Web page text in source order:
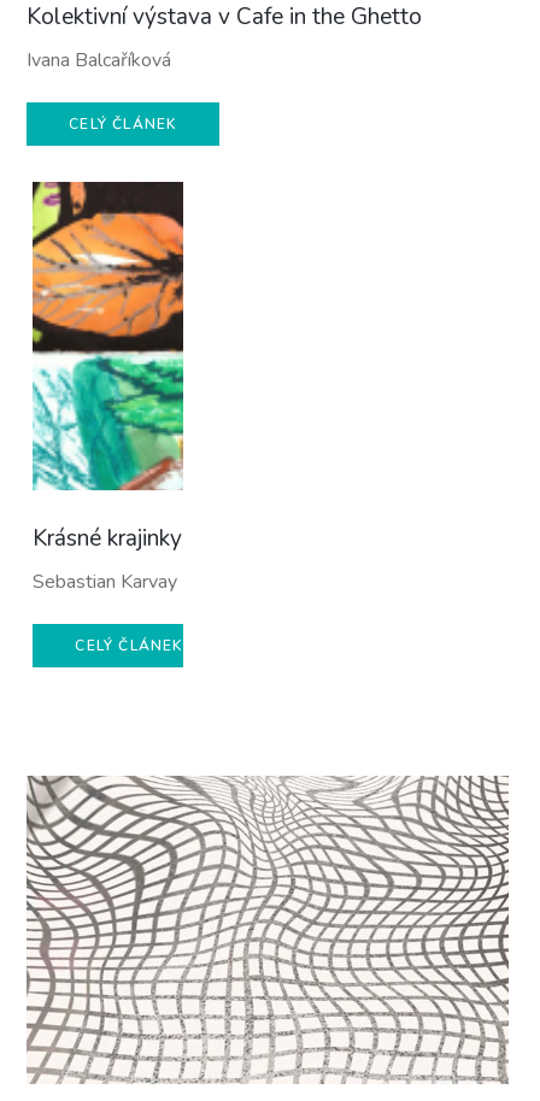
Kolektivní výstava v Cafe in the Ghetto
Ivana Balcaříková
CELÝ ČLÁNEK
Krásné krajinky
Sebastian Karvay
CELÝ ČLÁNEK